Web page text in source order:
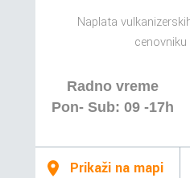
Naplata
Radno vreme
Pon- Sub: 09 -17h
Prikaži na mapi